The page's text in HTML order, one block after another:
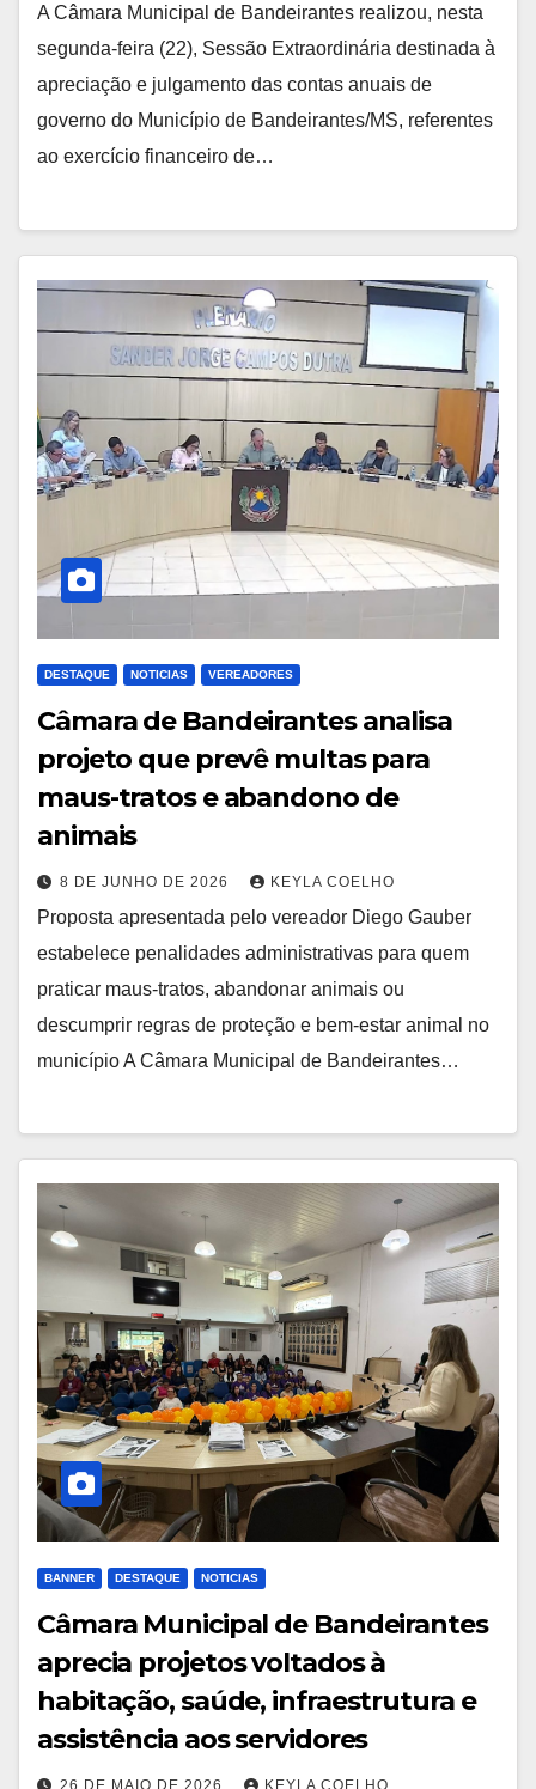
A Câmara Municipal de Bandeirantes realizou, nesta
segunda-feira (22), Sessão Extraordinária destinada à
apreciação e julgamento das contas anuais de
governo do Município de Bandeirantes/MS, referentes
ao exercício financeiro de…
DESTAQUE NOTICIAS VEREADORES
Câmara de Bandeirantes analisa
projeto que prevê multas para
maus-tratos e abandono de
animais
8 DE JUNHO DE 2026 KEYLA COELHO
Proposta apresentada pelo vereador Diego Gauber
estabelece penalidades administrativas para quem
praticar maus-tratos, abandonar animais ou
descumprir regras de proteção e bem-estar animal no
município A Câmara Municipal de Bandeirantes…
BANNER DESTAQUE NOTICIAS
Câmara Municipal de Bandeirantes
aprecia projetos voltados à
habitação, saúde, infraestrutura e
assistência aos servidores
26 DE MAIO DE 2026 KEYLA COELHO